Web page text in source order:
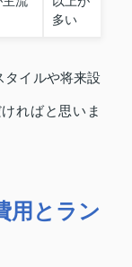
多い
タイルや将来設
ればと思いま
用とラン